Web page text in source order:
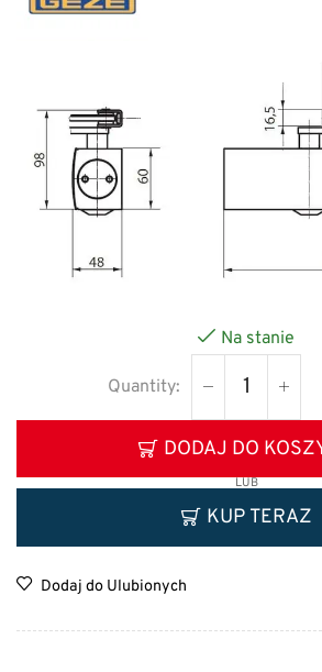
Na stanie
DODAJ DO
LUB
KUP TERAZ
Dodaj do Ulubionych